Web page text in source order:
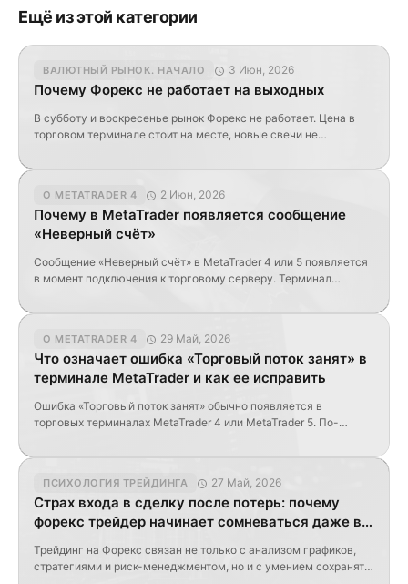
Ещё из этой категории
ВАЛЮТНЫЙ РЫНОК. НАЧАЛО 3 Июн, 2026
Почему Форекс не работает на выходных
В субботу и воскресенье рынок Форекс не работает. Цена в
торговом терминале стоит на месте, новые свечи не
финансовых организаций. В рабочие дни они обеспечивают
обмен валют, формируют котировки и создают поток […]
О METATRADER 4 2 Июн, 2026
Почему в MetaTrader появляется сообщение
«Неверный счёт»
Сообщение «Неверный счёт» в MetaTrader 4 или 5 появляется
в момент подключения к торговому серверу. Терминал
именно с доступом к торговому счёту. Для успешного входа
терминал должен получить три корректных параметра: номер
торгового […]
О METATRADER 4 29 Май, 2026
Что означает ошибка «Торговый поток занят» в
терминале MetaTrader и как ее исправить
Ошибка «Торговый поток занят» обычно появляется в
торговых терминалах MetaTrader 4 или MetaTrader 5. По-
следующую команду. Такая ошибка может возникнуть как при
ручной торговле, так и при работе советников, скриптов или
[…]
ПСИХОЛОГИЯ ТРЕЙДИНГА 27 Май, 2026
Страх входа в сделку после потерь: почему
форекс трейдер начинает сомневаться даже в
Трейдинг на Форекс связан не только с анализом графиков,
стратегиями и риск-менеджментом, но и с умением сохранять